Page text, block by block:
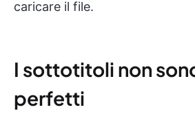
caricare il file.
I sottotitoli non
perfetti